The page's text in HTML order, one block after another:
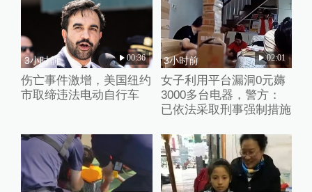
3小时前 00:36
伤亡事件激增，美国纽约
市取缔违法电动自行车
3小时前 02:01
女子利用平台漏洞0元薅
3000多台电器，警方：
已依法采取刑事强制措施